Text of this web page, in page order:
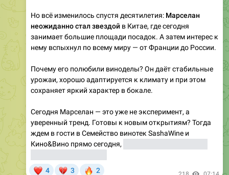
Но всё изменилось спустя десятилетия: Марселан
неожиданно стал звездой в Китае, где сегодня
занимает большие площади посадок. А затем интерес к
нему вспыхнул по всему миру — от Франции до России.
Почему его полюбили виноделы? Он даёт стабильные
урожаи, хорошо адаптируется к климату и при этом
сохраняет яркий характер в бокале.
Сегодня Марселан — это уже не эксперимент, а
уверенный тренд. Готовы к новым открытиям? Тогда
ждем в гости в Семейство винотек SashaWine и
Кино&Вино прямо сегодня,
4 3
🔥
2